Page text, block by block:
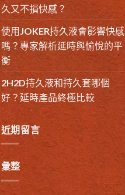
久又不損快感？
使用JOKER持久液會影響快感
嗎？專家解析延時與愉悅的平
衡
2H2D持久液和持久套哪個
好？延時產品終極比較
近期留言
彙整